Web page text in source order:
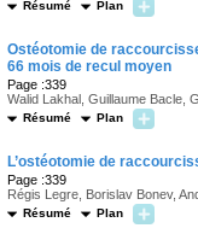
Résumé Plan
Ostéotomie de
66 mois de recul moyen
Page :339
Walid Lakhal, Guillaume Bacle,
Résumé Plan
L’ostéotomie de
Page :339
Régis Legre, Borislav Bonev,
Résumé Plan